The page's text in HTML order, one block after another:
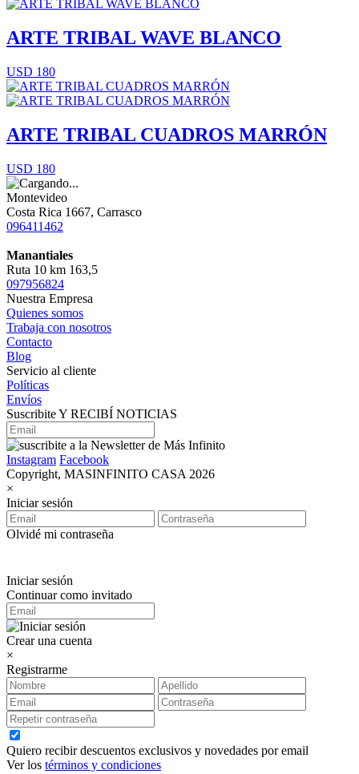
ARTE TRIBAL WAVE BLANCO
USD 180
ARTE TRIBAL CUADROS MARRÓN
USD 180
Montevideo
Costa Rica 1667, Carrasco
096411462
Manantiales
Ruta 10 km 163,5
097956824
Nuestra Empresa
Quienes somos
Trabaja con nosotros
Contacto
Blog
Servicio al cliente
Políticas
Envíos
Suscribite Y RECIBÍ NOTICIAS
Instagram Facebook
Copyright, MASINFINITO CASA 2026
×
Iniciar sesión
Olvidé mi contraseña
Iniciar sesión
Continuar como invitado
Crear una cuenta
×
Registrarme
Quiero recibir descuentos exclusivos y novedades por email
Ver los términos y condiciones